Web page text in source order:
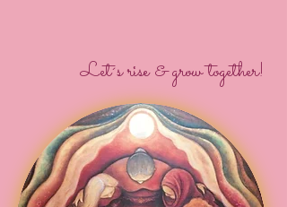
Let´s rise & grow together!